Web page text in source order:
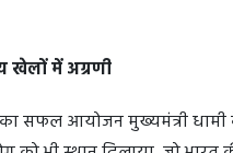
खेलों में अग्रणी
का सफल आयोजन मुख्यमंत्री